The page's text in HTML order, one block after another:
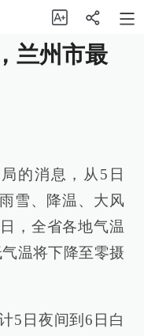
兰州市最
的消息，从5日
雪、降温、大风
，全省各地气温
温将下降至零摄
5日夜间到6日白